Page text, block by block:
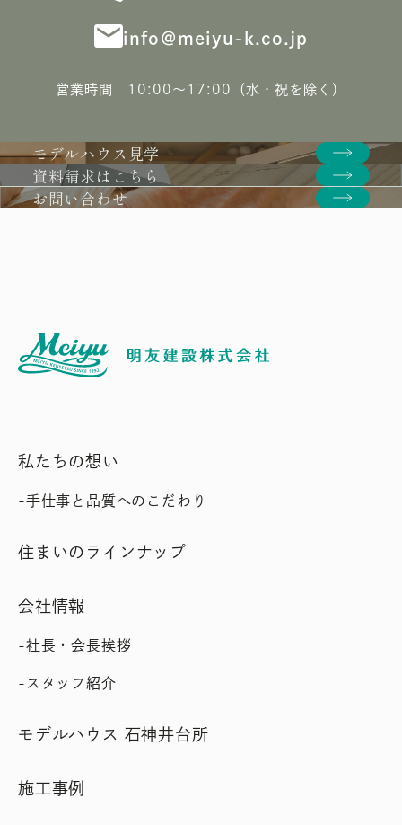
info＠meiyu-k.co.jp
営業時間 10:00〜17:00（水・祝を除く）
モデルハウス見学
資料請求はこちら
お問い合わせ
私たちの想い
手仕事と品質へのこだわり
住まいのラインナップ
会社情報
社長・会長挨拶
スタッフ紹介
モデルハウス 石神井台所
施工事例